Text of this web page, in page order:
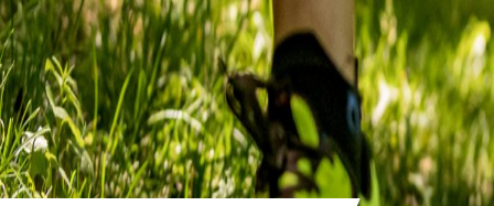
Skip
to
content